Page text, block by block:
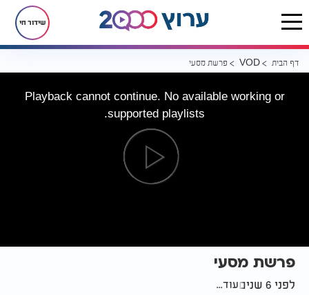
שידור חי
דף הבית VOD פרשת מסעי
Playback cannot continue. No available working or
supported playlists.
פרשת מסעי
לפני 6 שנים עוד...